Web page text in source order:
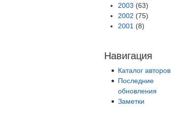
2003 (63)
2002 (75)
2001 (8)
Навигация
Каталог авторов
Последние
обновления
Заметки